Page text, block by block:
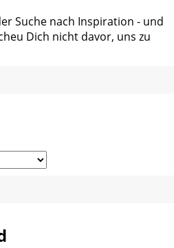
Suche nach Inspiration - und
Dich nicht davor, uns zu